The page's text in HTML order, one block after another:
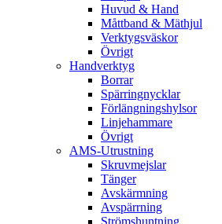
Huvud & Hand
Måttband & Mäthjul
Verktygsväskor
Övrigt
Handverktyg
Borrar
Spärringnycklar
Förlängningshylsor
Linjehammare
Övrigt
AMS-Utrustning
Skruvmejslar
Tänger
Avskärmning
Avspärrning
Strömshuntning